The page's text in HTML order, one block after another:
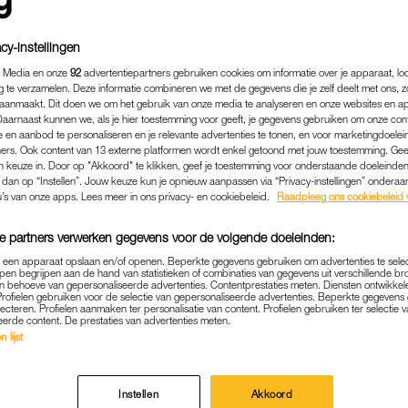
EN BABETTE
AANRANDINGEN IN HET
NIEUWE VERSIE
MEDIA|FRAGMENT GEMIST
ontvangt steeds meer meldingen van
instellingen
en onze 92 advertentiepartners gebruiken cookies om informatie over je apparaat,
te verzamelen. Deze informatie combineren we met de gegevens die je zelf deelt met ons,
Dit doen we om het gebruik van onze media te analyseren en onze websites en
kunnen we, als je hier toestemming voor geeft, je gegevens gebruiken om onze
en aanbod te personaliseren en je relevante advertenties te tonen, en voor
Ook content van 13 externe platformen wordt enkel getoond met jouw toestemming.
keuze in. Door op "Akkoord" te klikken, geef je toestemming voor onderstaande
op “Instellen”. Jouw keuze kun je opnieuw aanpassen via “Privacy-instellingen”
van onze apps. Lees meer in ons privacy- en cookiebeleid.
Raadpleeg ons cookiebeleid
partners verwerken gegevens voor de volgende doeleinden:
apparaat opslaan en/of openen. Beperkte gegevens gebruiken om advertenties te
begrijpen aan de hand van statistieken of combinaties van gegevens uit verschillende
behoeve van gepersonaliseerde advertenties. Contentprestaties meten. Diensten
gebruiken voor de selectie van gepersonaliseerde advertenties. Beperkte
Profielen aanmaken ter personalisatie van content. Profielen gebruiken ter selectie
content. De prestaties van advertenties meten.
lijst
Instellen Akkoord